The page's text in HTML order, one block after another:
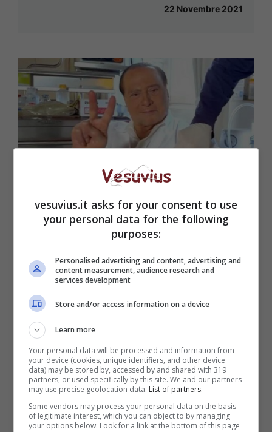
22 Novembre 2021
Reddito di Cittadinanza, Berlusconi a
sorpresa: “Aiuta i poveri”
21 Novembre 2021
vesuvius.it asks for your consent to use
your personal data for the following
purposes:
Personalised advertising and content, advertising and
content measurement, audience research and
services development
Store and/or access information on a device
Learn more
Your personal data will be processed and information from
your device (cookies, unique identifiers, and other device
data) may be stored by, accessed by and shared with 319
partners, or used specifically by this site. We and our partners
may use precise geolocation data. List of partners.
Some vendors may process your personal data on the basis
of legitimate interest, which you can object to by managing
your options below. Look for a link at the bottom of this page